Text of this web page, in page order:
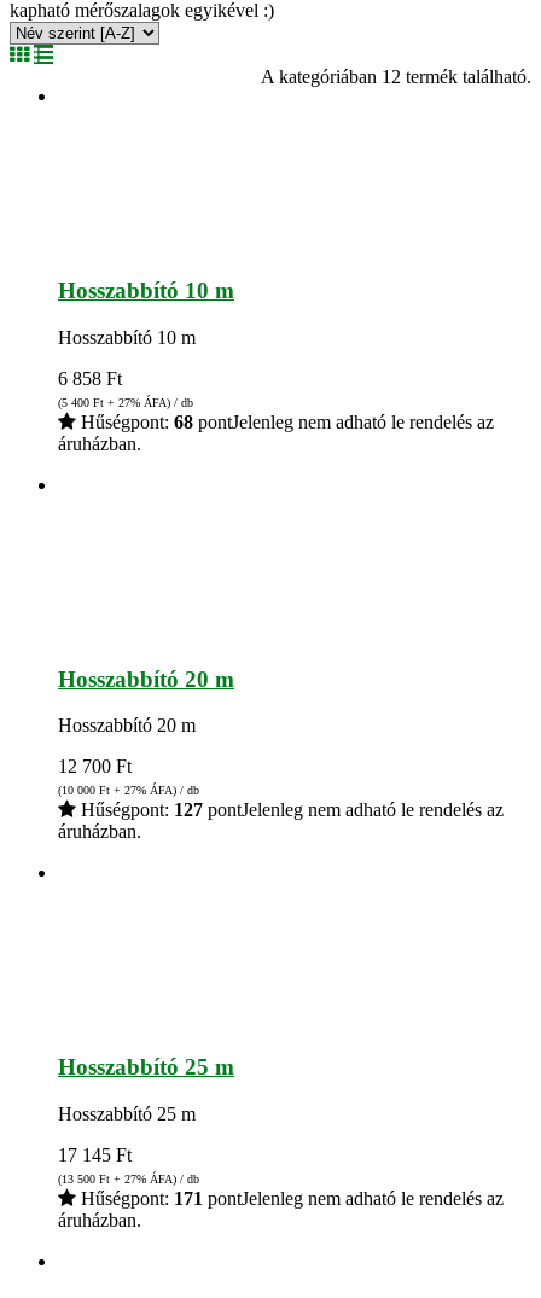
kapható mérőszalagok egyikével :)
A kategóriában 12 termék található.
Hosszabbító 10 m
Hosszabbító 10 m
6 858 Ft
(5 400 Ft + 27% ÁFA) / db
Hűségpont: 68 pontJelenleg nem adható le rendelés az
áruházban.
Hosszabbító 20 m
Hosszabbító 20 m
12 700 Ft
(10 000 Ft + 27% ÁFA) / db
Hűségpont: 127 pontJelenleg nem adható le rendelés az
áruházban.
Hosszabbító 25 m
Hosszabbító 25 m
17 145 Ft
(13 500 Ft + 27% ÁFA) / db
Hűségpont: 171 pontJelenleg nem adható le rendelés az
áruházban.